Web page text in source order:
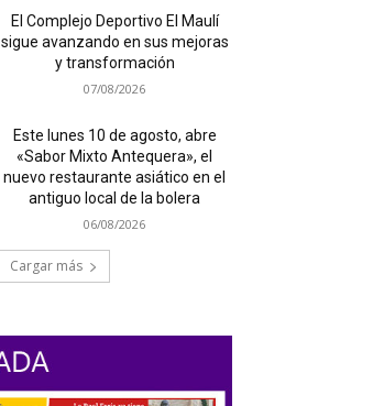
El Complejo Deportivo El Maulí
sigue avanzando en sus mejoras
y transformación
07/08/2026
Este lunes 10 de agosto, abre
«Sabor Mixto Antequera», el
nuevo restaurante asiático en el
antiguo local de la bolera
06/08/2026
Cargar más